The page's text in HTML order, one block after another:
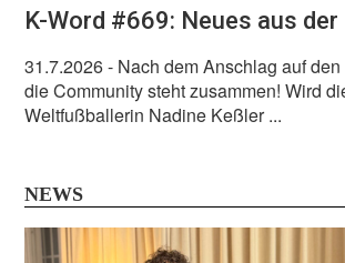
K-Word #669: Neues aus
31.7.2026- Nach dem Anschlag auf
die Community steht zusammen! Wird
Weltfußballerin Nadine Keßler ...
NEWS